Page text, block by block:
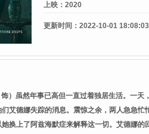
上映： 2020
更新时间： 2022-10-01 18:08:03
）虽然年事已高但一直过着独居生活。一
艾德娜失踪的消息。震惊之余，两人急急
换上了阿兹海默症来解释这一切。艾德娜